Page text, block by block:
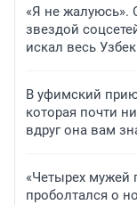
«Я не жалуюсь».
звездой
искал весь
В уфимский
которая почти
вдруг она вам
«Четырех мужей
проболтался о